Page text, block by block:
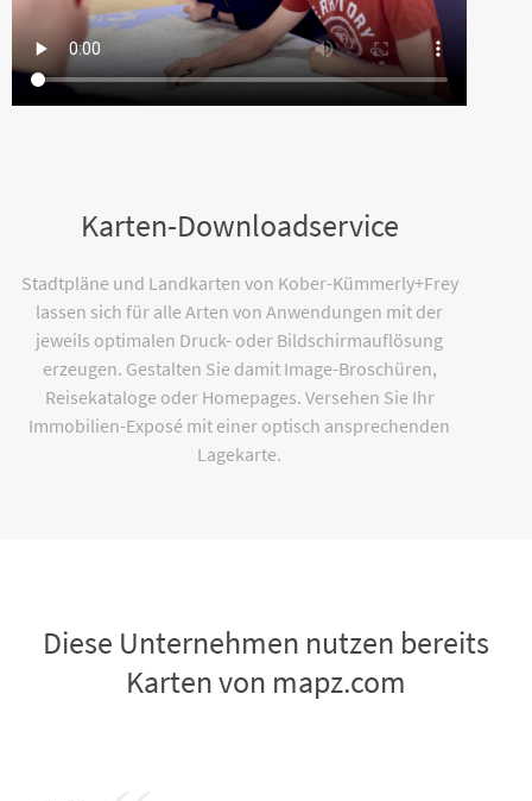
Karten-Downloadservice
Stadtpläne und Landkarten von Kober-Kümmerly+Frey
lassen sich für alle Arten von Anwendungen mit der
jeweils optimalen Druck- oder Bildschirmauflösung
erzeugen. Gestalten Sie damit Image-Broschüren,
Reisekataloge oder Homepages. Versehen Sie Ihr
Immobilien-Exposé mit einer optisch ansprechenden
Lagekarte.
Diese Unternehmen nutzen bereits
Karten von mapz.com